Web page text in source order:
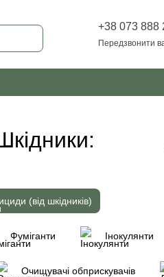
+38 073 888
Передзвонити
(від шкідників)
Фуміганти Інокулянти
Очищувачі обприскувачів